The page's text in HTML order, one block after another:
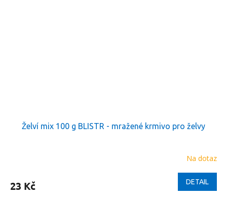
Želví mix 100 g BLISTR - mražené krmivo pro želvy
Na dotaz
23 Kč DETAIL